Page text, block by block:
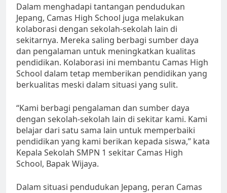
Dalam menghadapi tantangan pendudukan
Jepang, Camas High School juga melakukan
kolaborasi dengan sekolah-sekolah lain di
sekitarnya. Mereka saling berbagi sumber daya
dan pengalaman untuk meningkatkan kualitas
pendidikan. Kolaborasi ini membantu Camas High
School dalam tetap memberikan pendidikan yang
berkualitas meski dalam situasi yang sulit.
“Kami berbagi pengalaman dan sumber daya
dengan sekolah-sekolah lain di sekitar kami. Kami
belajar dari satu sama lain untuk memperbaiki
pendidikan yang kami berikan kepada siswa,” kata
Kepala Sekolah SMPN 1 sekitar Camas High
School, Bapak Wijaya.
Dalam situasi pendudukan Jepang, peran Camas